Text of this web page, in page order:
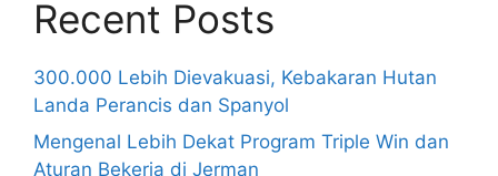
Recent Posts
300.000 Lebih Dievakuasi, Kebakaran Hutan
Landa Perancis dan Spanyol
Mengenal Lebih Dekat Program Triple Win dan
Aturan Bekerja di Jerman